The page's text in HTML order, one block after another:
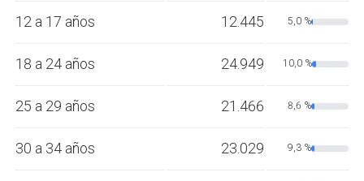
12 a 17 años 12.445 5,0 %
18 a 24 años 24.949 10,0 %
25 a 29 años 21.466 8,6 %
30 a 34 años 23.029 9,3 %